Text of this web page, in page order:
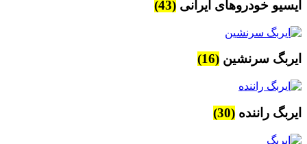
ایسیو خودروهای ایرانی (43)
ایربگ سرنشین (16)
ایربگ راننده (30)